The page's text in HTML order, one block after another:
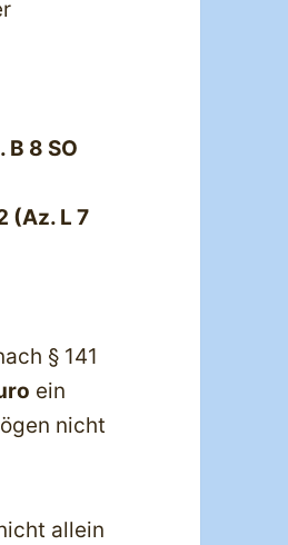
B 8 SO
(Az. L 7
§ 141
ein
nicht
allein